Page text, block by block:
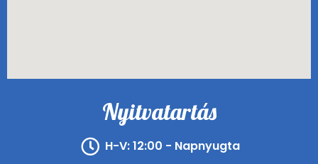
Nyitvatartás
H-V: 12:00 - Napnyugta